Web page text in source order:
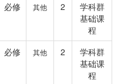
必修 其他 2
学科群
基础课
程
必修 其他 2
学科群
基础课
程